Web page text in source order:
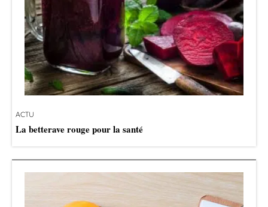
ACTU
La betterave rouge pour la santé